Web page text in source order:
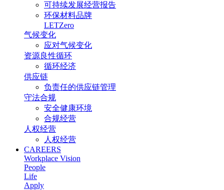
可持续发展经营报告​
环保材料品牌
LETZero
气候变化
应对气候变化
资源良性循环
循环经济
供应链
负责任的供应链管理
守法合规
安全健康环境
合规经营
人权经营
人权经营
CAREERS
Workplace Vision
People
Life
Apply